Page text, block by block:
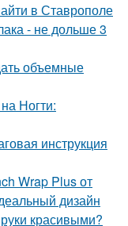
в Ставрополе
- не дольше 3
объемные
Ногти:
инструкция
Wrap Plus от
дизайн
красивыми?